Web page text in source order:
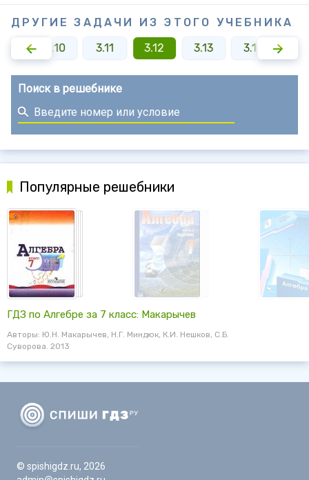
ДРУГИЕ ЗАДАЧИ ИЗ ЭТОГО УЧЕБНИКА
3.10 3.11 3.12 3.13 3.14
Поиск в решебнике
Популярные решебники
ГДЗ по Алгебре за 7 класс: Макарычев
Авторы: Ю.Н. Макарычев, Н.Г. Миндюк, К.И. Нешков, С.Б.
Суворова. 2013
© spishigdz.ru, 2026